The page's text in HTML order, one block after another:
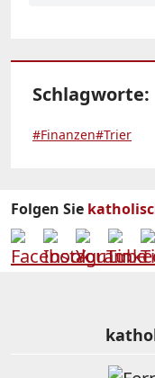
Schlagworte:
#Finanzen#Trier
Folgen Sie